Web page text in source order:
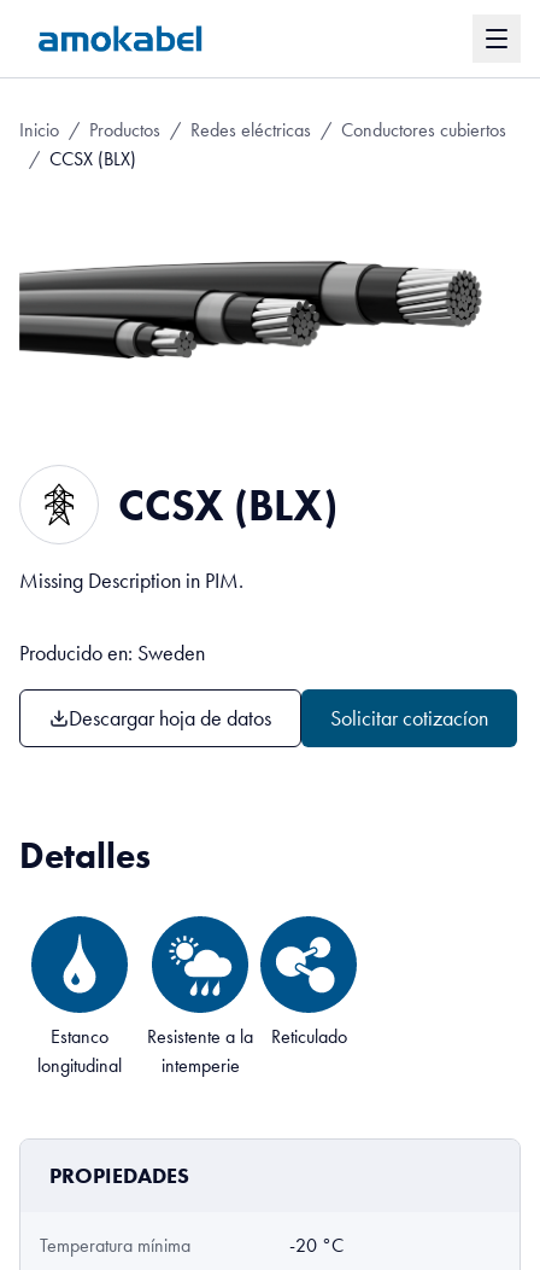
Inicio / Productos / Redes eléctricas / Conductores cubiertos
/ CCSX (BLX)
CCSX (BLX)
Missing Description in PIM.
Producido en: Sweden
Descargar hoja de datos Solicitar cotizacíon
Detalles
Estanco
longitudinal
Resistente a la
intemperie
Reticulado
PROPIEDADES
Temperatura mínima -20 °C